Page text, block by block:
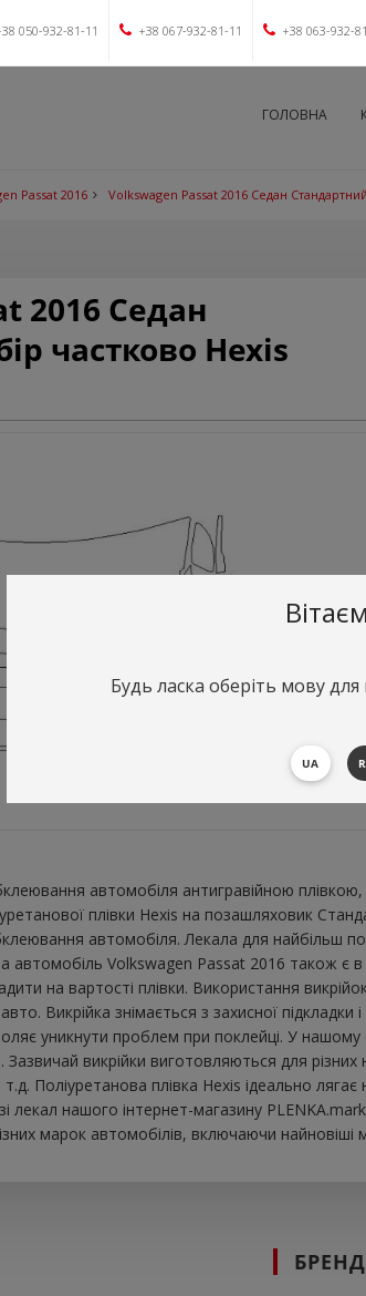
050-932-81-11 +38 067-932-81-11 +38 063-932-
ГОЛОВНА
Passat 2016 Volkswagen Passat 2016 Седан
2016 Седан
частково Hexis
автомобіля антигравійною
плівки Hexis на позашляховик
автомобіля. Лекала для найбільш
автомобіль Volkswagen Passat 2016 також
на вартості плівки. Використання
Викрійка знімається з захисної
уникнути проблем при поклейці. У
викрійки виготовляються для
т.д. Поліуретанова плівка Hexis ідеально
лекал нашого інтернет-магазину
марок автомобілів, включаючи
Будь ласка оберіть мову
UA